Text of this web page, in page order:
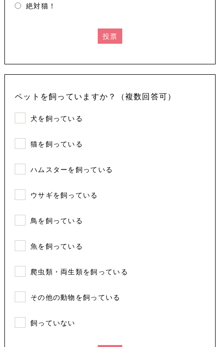
絶対猫！
投票
ペットを飼っていますか？（複数回答可）
犬を飼っている
猫を飼っている
ハムスターを飼っている
ウサギを飼っている
鳥を飼っている
魚を飼っている
爬虫類・両生類を飼っている
その他の動物を飼っている
飼っていない